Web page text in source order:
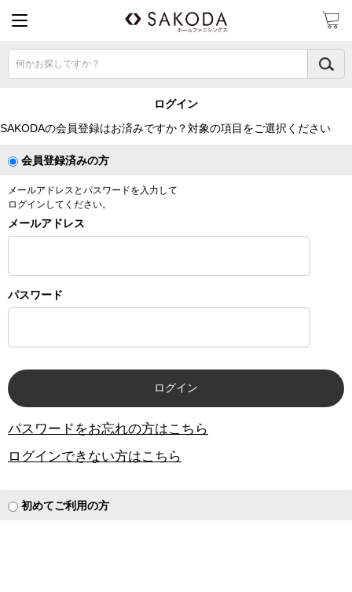
何かお探しですか？
ログイン
SAKODAの会員登録はお済みですか？対象の項目をご選択ください
会員登録済みの方
メールアドレスとパスワードを入力して
ログインしてください。
メールアドレス
パスワード
パスワードをお忘れの方はこちら
ログインできない方はこちら
初めてご利用の方